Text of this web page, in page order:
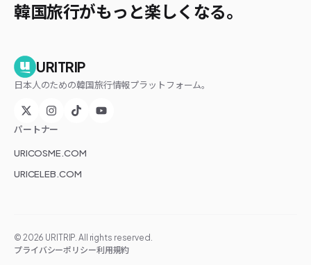
韓国旅行がもっと楽しくなる。
URITRIP
日本人のための韓国旅行情報プラットフォーム。
パートナー
URICOSME.COM
URICELEB.COM
© 2026 URITRIP. All rights reserved.
プライバシーポリシー利用規約